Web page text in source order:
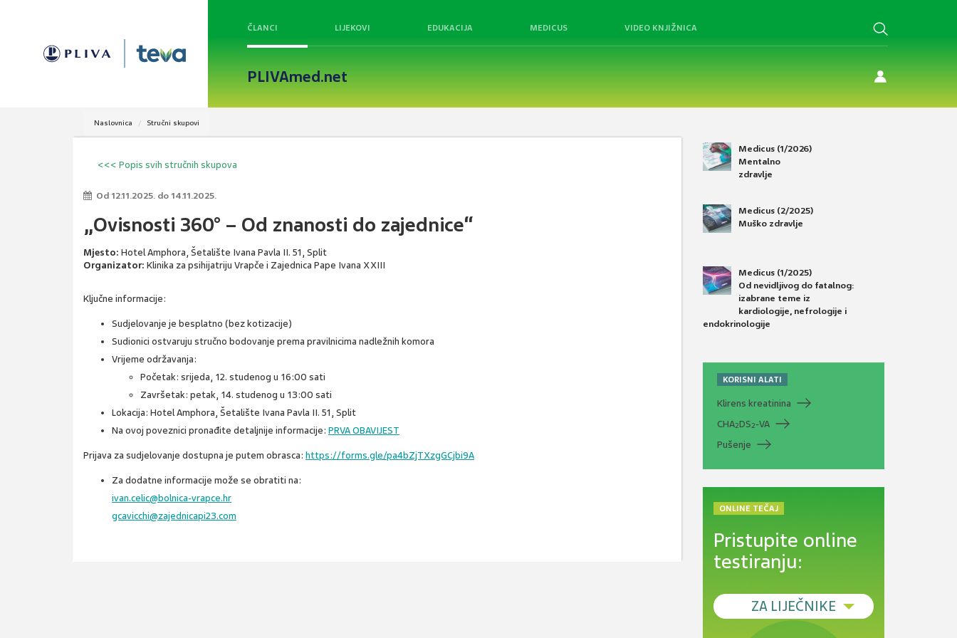
ČLANCI LIJEKOVI EDUKACIJA MEDICUS VIDEO KNJIŽNICA
PLIVAmed.net
Naslovnica Stručni skupovi
<<< Popis svih stručnih skupova
Od 12.11.2025. do 14.11.2025.
„Ovisnosti 360° – Od znanosti do zajednice“
Mjesto: Hotel Amphora, Šetalište Ivana Pavla II. 51, Split
Organizator: Klinika za psihijatriju Vrapče i Zajednica Pape Ivana XXIII
Ključne informacije:
Sudjelovanje je besplatno (bez kotizacije)
Sudionici ostvaruju stručno bodovanje prema pravilnicima nadležnih komora
Vrijeme održavanja:
Početak: srijeda, 12. studenog u 16:00 sati
Završetak: petak, 14. studenog u 13:00 sati
Lokacija: Hotel Amphora, Šetalište Ivana Pavla II. 51, Split
Na ovoj poveznici pronađite detaljnije informacije: PRVA OBAVIJEST
Prijava za sudjelovanje dostupna je putem obrasca: https://forms.gle/pa4bZjTXzgGCjbi9A
Za dodatne informacije može se obratiti na:
ivan.celic@bolnica-vrapce.hr
gcavicchi@zajednicapi23.com
Medicus (1/2026)
Mentalno
zdravlje
Medicus (2/2025)
Muško zdravlje
Medicus (1/2025)
Od nevidljivog do fatalnog:
izabrane teme iz
kardiologije, nefrologije i
endokrinologije
KORISNI ALATI
Klirens kreatinina
CHA2DS2-VA
Pušenje
ONLINE TEČAJ
Pristupite online
testiranju:
ZA LIJEČNIKE